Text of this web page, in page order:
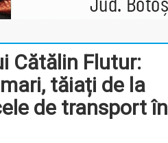
Cătălin Flutur:
tăiați de la
de transport în